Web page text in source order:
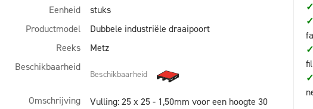
Eenheid
stuks
Productmodel
Dubbele industriële draaipoort
Reeks
Metz
Beschikbaarheid
Beschikbaarheid
Omschrijving
Vulling: 25 x 25 - 1,50mm voor een hoogte 30
✓
✓
✓
✓